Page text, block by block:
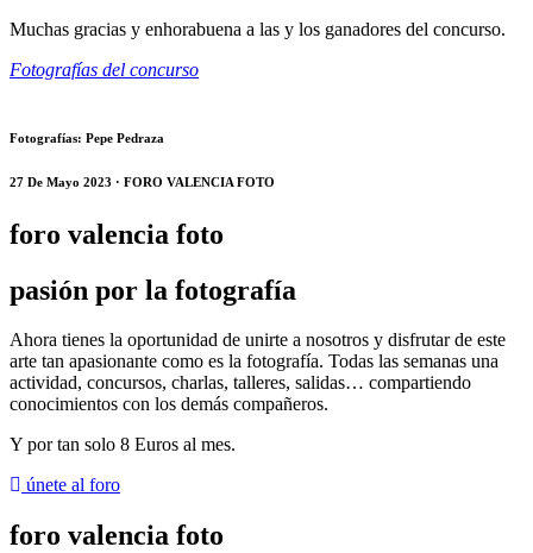
Muchas gracias y enhorabuena a las y los ganadores del concurso.
Fotografías del concurso
Fotografías: Pepe Pedraza
27 De Mayo 2023 · FORO VALENCIA FOTO
foro valencia foto
pasión por la fotografía
Ahora tienes la oportunidad de unirte a nosotros y disfrutar de este
arte tan apasionante como es la fotografía. Todas las semanas una
actividad, concursos, charlas, talleres, salidas… compartiendo
conocimientos con los demás compañeros.
Y por tan solo 8 Euros al mes.
únete al foro
foro valencia foto